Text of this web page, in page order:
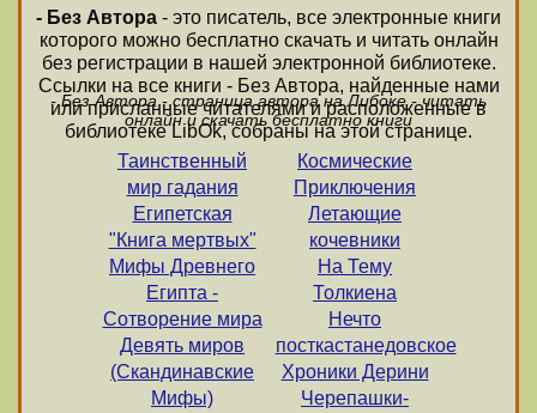
- Без Автора - это писатель, все электронные книги
которого можно бесплатно скачать и читать онлайн
без регистрации в нашей электронной библиотеке.
Ссылки на все книги - Без Автора, найденные нами
или присланные читателями и расположенные в
библиотеке LibOk, собраны на этой странице.
- Без Автора - страница автора на Либоке - читать
онлайн и скачать бесплатно книги
Таинственный
мир гадания
Египетская
"Книга мертвых"
Мифы Древнего
Египта -
Сотворение мира
Девять миров
(Скандинавские
Мифы)
Космические
Приключения
Летающие
кочевники
На Тему
Толкиена
Нечто
посткастанедовское
Хроники Дерини
Черепашки-